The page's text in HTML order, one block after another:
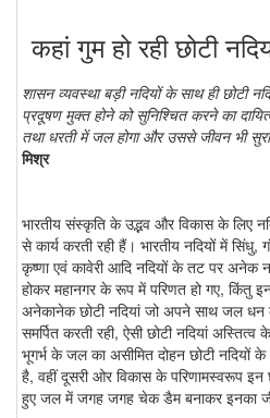
कहां गुम हो रही छोटी
शासन व्यवस्था बड़ी नदियों के साथ ही छोटी
प्रदूषण मुक्त होने को सुनिश्चित करने का
तथा धरती में जल होगा और उससे जीवन भी
मिश्र
भारतीय संस्कृति के उद्भव और विकास के लिए
से कार्य करती रही हैं। भारतीय नदियों में सिंधु,
कृष्णा एवं कावेरी आदि नदियों के तट पर अनेक
होकर महानगर के रूप में परिणत हो गए, किंतु
अनेकानेक छोटी नदियां जो अपने साथ जल धन
समर्पित करती रही, ऐसी छोटी नदियां
भूगर्भ के जल का असीमित दोहन छोटी नदियों
है, वहीं दूसरी ओर विकास के परिणामस्वरूप इन
हुए जल में जगह जगह चेक डैम बनाकर इनका